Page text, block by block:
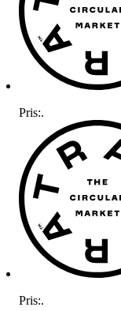
Pris:.
Pris:.